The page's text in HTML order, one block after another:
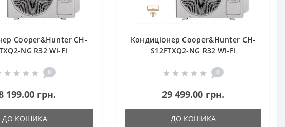
Cooper&Hunter CH-
NG R32 Wi-Fi
0
199.00 грн.
ДО КОШИКА
Кондиціонер Cooper&Hunter CH-
S12FTXQ2-NG R32 Wi-Fi
0
29 499.00 грн.
ДО КОШИКА